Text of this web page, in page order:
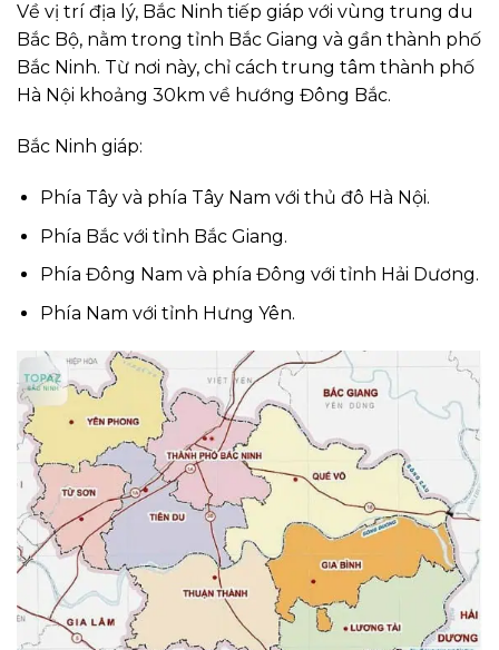
Về vị trí địa lý, Bắc Ninh tiếp giáp với vùng trung du
Bắc Bộ, nằm trong tỉnh Bắc Giang và gần thành phố
Bắc Ninh. Từ nơi này, chỉ cách trung tâm thành phố
Hà Nội khoảng 30km về hướng Đông Bắc.
Bắc Ninh giáp:
Phía Tây và phía Tây Nam với thủ đô Hà Nội.
Phía Bắc với tỉnh Bắc Giang.
Phía Đông Nam và phía Đông với tỉnh Hải Dương.
Phía Nam với tỉnh Hưng Yên.